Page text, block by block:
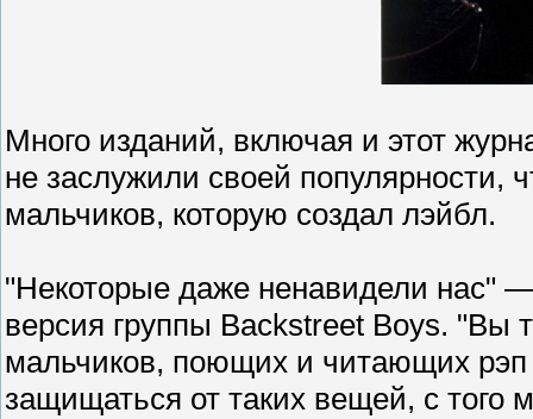
Много изданий, включая и этот
не заслужили своей популярности,
мальчиков, которую создал лэйбл.
"Некоторые даже ненавидели нас"
версия группы Backstreet Boys. "Вы
мальчиков, поющих и читающих
защищаться от таких вещей, с того